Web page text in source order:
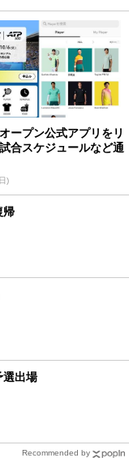
ープン公式アプリをリ
合スケジュールなど通
)
帰
選出場
Recommended by